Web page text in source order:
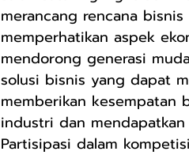
merancang rencana
memperhatikan aspek
mendorong generasi
solusi bisnis yang dapat
memberikan kesempatan
industri dan
Partisipasi dalam